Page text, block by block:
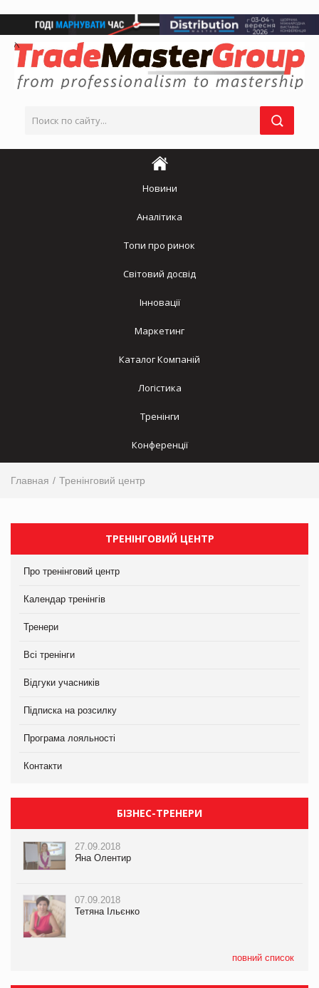
Новини
Аналітика
Топи про ринок
Світовий досвід
Інновації
Маркетинг
Каталог Компаній
Логістика
Тренінги
Конференції
Главная Тренінговий центр
ТРЕНІНГОВИЙ ЦЕНТР
Про тренінговий центр
Календар тренінгів
Тренери
Всі тренінги
Відгуки учасників
Підписка на розсилку
Програма лояльності
Контакти
БІЗНЕС-ТРЕНЕРИ
27.09.2018
Яна Олентир
07.09.2018
Тетяна Ільєнко
повний список